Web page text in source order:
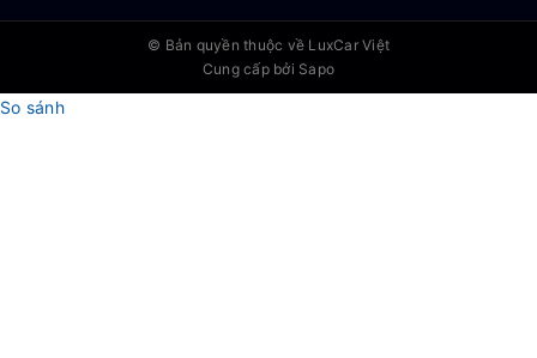
© Bản quyền thuộc về LuxCar Việt
Cung cấp bởi Sapo
So sánh